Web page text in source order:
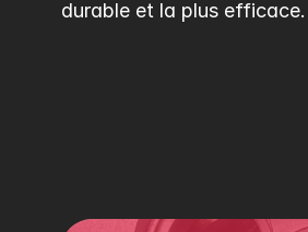
durable et la plus efficace.